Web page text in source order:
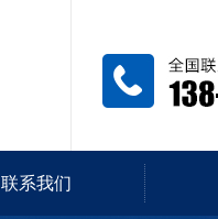
联系我们